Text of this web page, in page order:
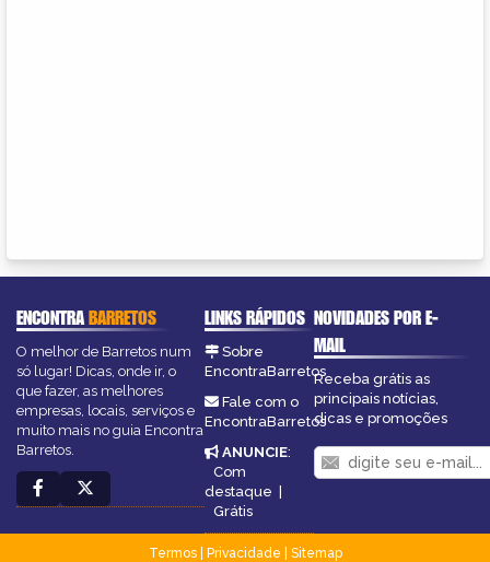
ENCONTRABARRETOS
O melhor de Barretos num
só lugar! Dicas, onde ir, o
que fazer, as melhores
empresas, locais, serviços e
muito mais no guia Encontra
Barretos.
LINKS RÁPIDOS
Sobre
EncontraBarretos
Fale com o
EncontraBarretos
ANUNCIE:
Com
destaque |
Grátis
NOVIDADES POR E-
MAIL
Receba grátis as
principais notícias,
dicas e promoções
Termos| Privacidade
Sitemap